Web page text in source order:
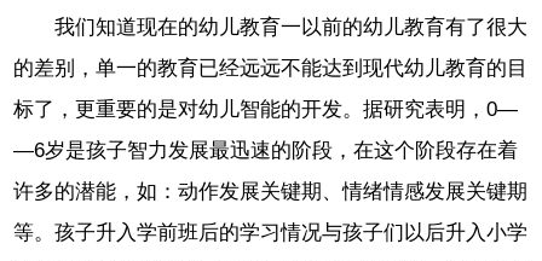
我们知道现在的幼儿教育一以前的幼儿教育有了很大
的差别，单一的教育已经远远不能达到现代幼儿教育的目
标了，更重要的是对幼儿智能的开发。据研究表明，0―
―6岁是孩子智力发展最迅速的阶段，在这个阶段存在着
许多的潜能，如：动作发展关键期、情绪情感发展关键期
等。孩子升入学前班后的学习情况与孩子们以后升入小学